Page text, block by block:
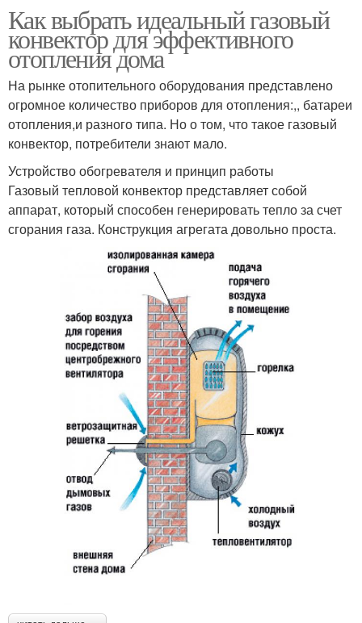
Как выбрать идеальный газовый
конвектор для эффективного
отопления дома
На рынке отопительного оборудования представлено
огромное количество приборов для отопления:,, батареи
отопления,и разного типа. Но о том, что такое газовый
конвектор, потребители знают мало.
Устройство обогревателя и принцип работы
Газовый тепловой конвектор представляет собой
аппарат, который способен генерировать тепло за счет
сгорания газа. Конструкция агрегата довольно проста.